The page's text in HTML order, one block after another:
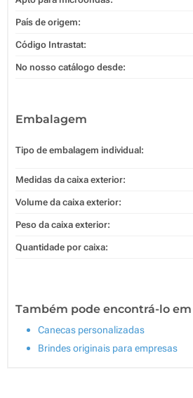
País de origem:
Código Intrastat:
No nosso catálogo desde:
Embalagem
Tipo de embalagem individual:
Medidas da caixa exterior:
Volume da caixa exterior:
Peso da caixa exterior:
Quantidade por caixa:
Também pode encontrá-lo em
Canecas personalizadas
Brindes originais para empresas